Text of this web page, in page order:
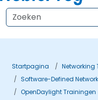
Startpagina
Networking
Software-Defined
OpenDaylight Trainingen